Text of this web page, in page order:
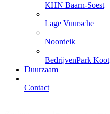
KHN Baarn-Soest
Lage Vuursche
Noordeik
BedrijvenPark Koot
Duurzaam
Contact